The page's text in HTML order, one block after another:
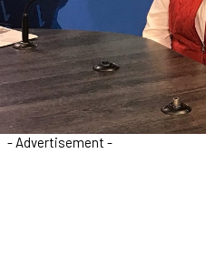
- Advertisement -